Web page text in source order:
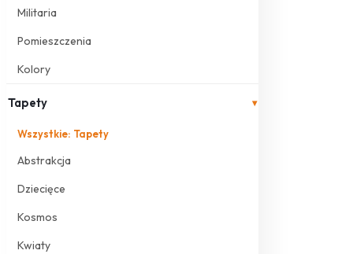
Militaria
Pomieszczenia
Kolory
Tapety ▾
Wszystkie: Tapety
Abstrakcja
Dziecięce
Kosmos
Kwiaty